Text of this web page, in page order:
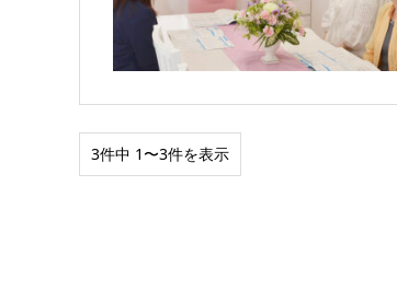
3件中 1〜3件を表示